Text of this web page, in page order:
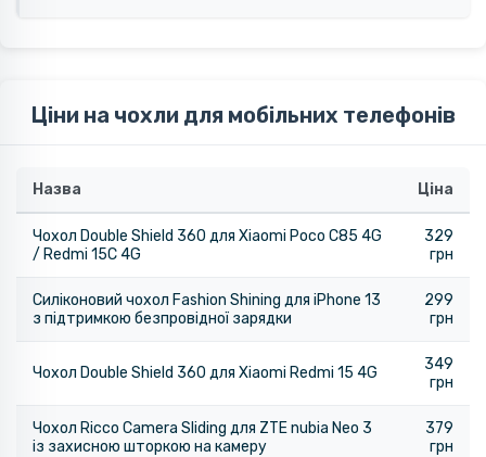
Ціни на чохли для мобільних телефонів
Назва Ціна
Чохол Double Shield 360 для Xiaomi Poco C85 4G
/ Redmi 15C 4G
329
грн
Силіконовий чохол Fashion Shining для iPhone 13
з підтримкою безпровідної зарядки
299
грн
Чохол Double Shield 360 для Xiaomi Redmi 15 4G
349
грн
Чохол Ricco Camera Sliding для ZTE nubia Neo 3
із захисною шторкою на камеру
379
грн